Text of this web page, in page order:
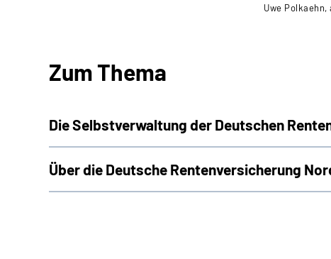
Uwe
Zum Thema
Die Selbstverwaltung der Deutschen
Über die Deutsche Rentenversicherung